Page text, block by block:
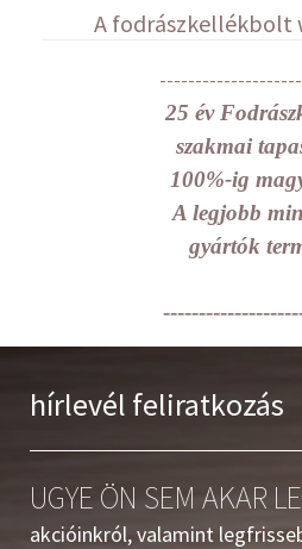
A fodrászkellékbolt
25 év
szakmai
100%-ig
A legjobb
gyártók
hírlevél feliratkozás
UGYE ÖN SEM AKAR
akcióinkról, valamint